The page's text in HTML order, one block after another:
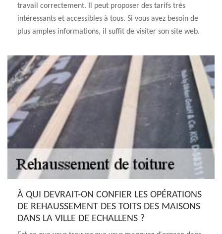
travail correctement. Il peut proposer des tarifs très
intéressants et accessibles à tous. Si vous avez besoin de
plus amples informations, il suffit de visiter son site web.
À QUI DEVRAIT-ON CONFIER LES OPÉRATIONS
DE REHAUSSEMENT DES TOITS DES MAISONS
DANS LA VILLE DE ECHALLENS ?